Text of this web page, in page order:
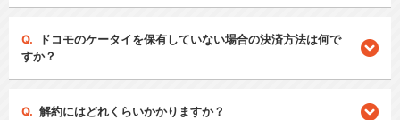
ドコモのケータイを保有していない場合の決済方法は何で
すか？
解約にはどれくらいかかりますか？